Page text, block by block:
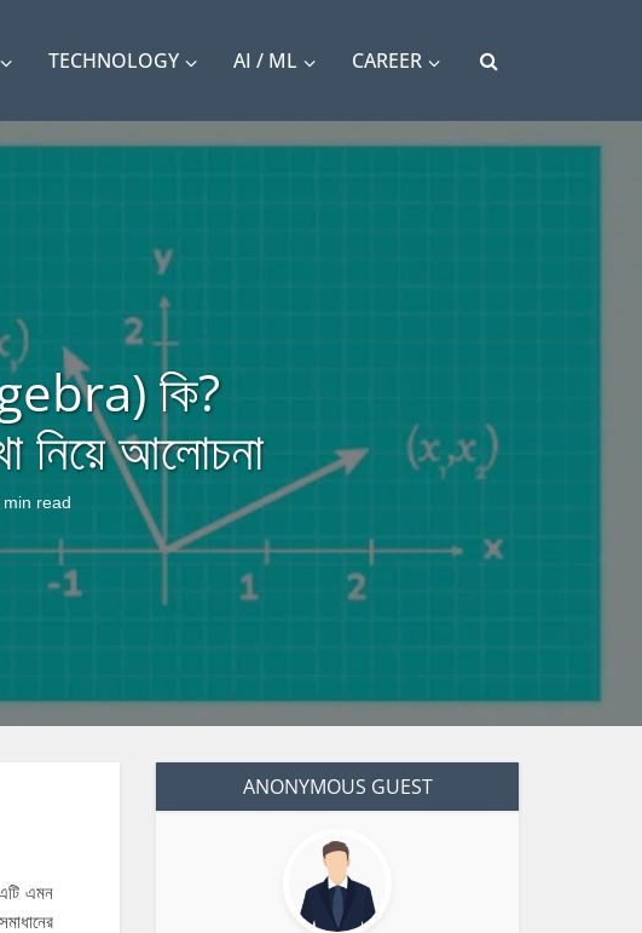
TECHNOLOGY AI / ML CAREER
কি?
নিয়ে আলোচনা
min read
এমন
ANONYMOUS GUEST